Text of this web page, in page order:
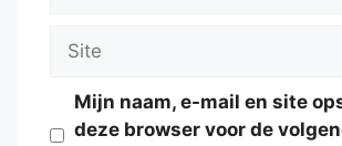
Site
Mijn naam, e-mail en site
deze browser voor de